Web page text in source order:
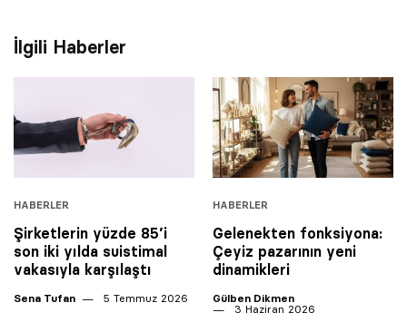
İlgili Haberler
HABERLER
Şirketlerin yüzde 85’i
son iki yılda suistimal
vakasıyla karşılaştı
Sena Tufan 5 Temmuz 2026
HABERLER
Gelenekten fonksiyona:
Çeyiz pazarının yeni
dinamikleri
Gülben Dikmen
3 Haziran 2026